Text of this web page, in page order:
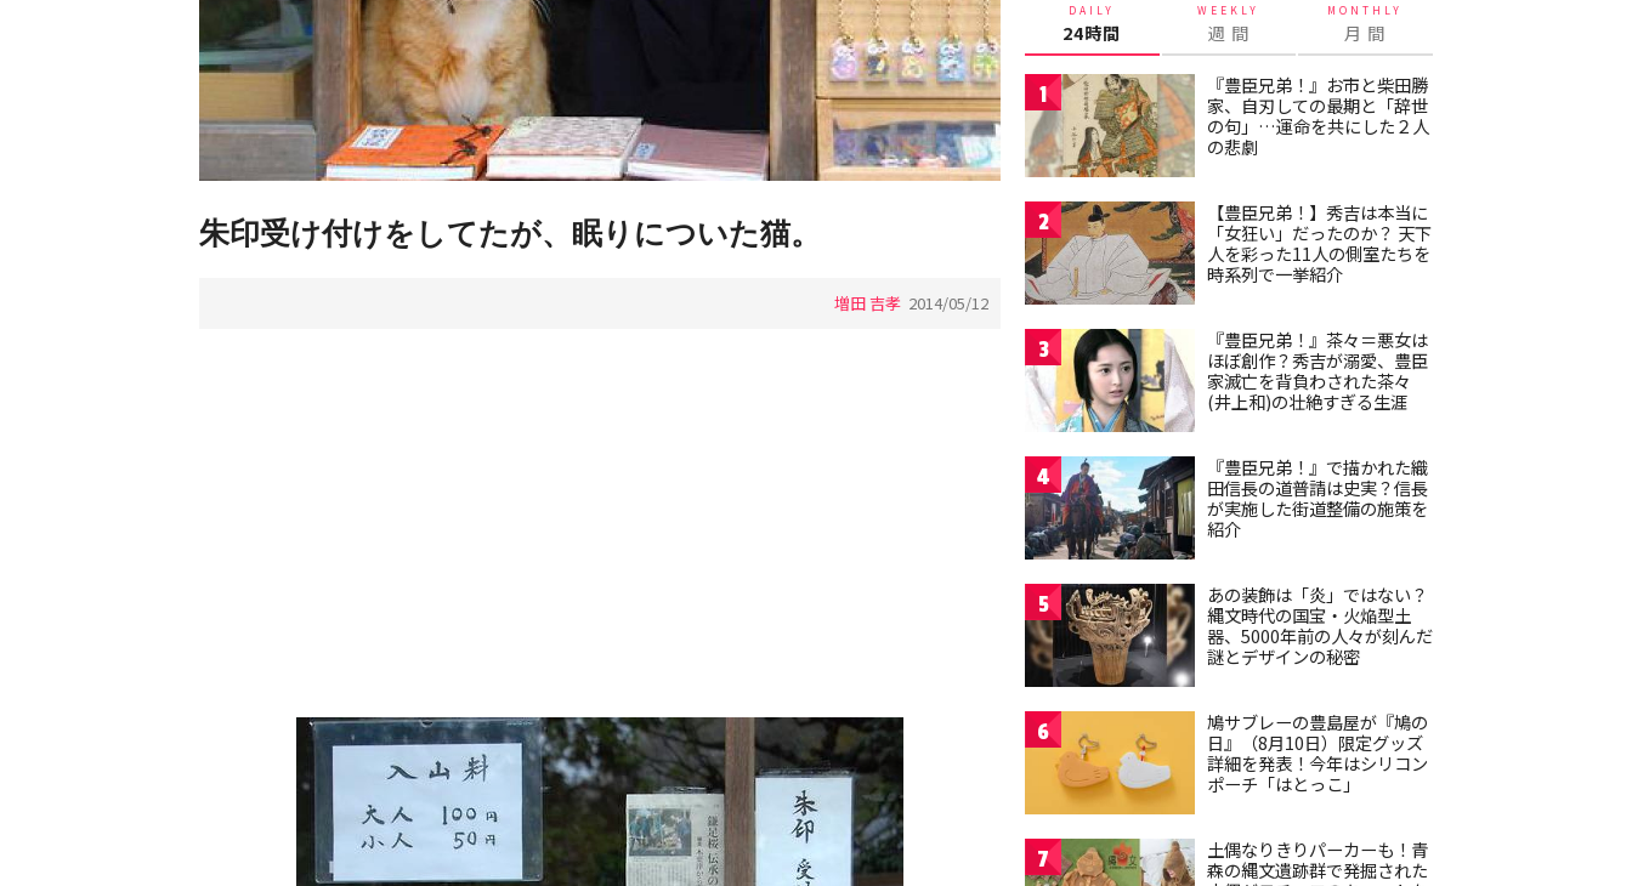
朱印受け付けをしてたが、眠りについた猫。
増田 吉孝 2014/05/12
DAILY
24時間
WEEKLY
週 間
MONTHLY
月 間
1
『豊臣兄弟！』お市と柴田勝
家、自刃しての最期と「辞世
の句」…運命を共にした２人
の悲劇
2
【豊臣兄弟！】秀吉は本当に
「女狂い」だったのか？ 天下
人を彩った11人の側室たちを
時系列で一挙紹介
3
『豊臣兄弟！』茶々＝悪女は
ほぼ創作？秀吉が溺愛、豊臣
家滅亡を背負わされた茶々
(井上和)の壮絶すぎる生涯
4
『豊臣兄弟！』で描かれた織
田信長の道普請は史実？信長
が実施した街道整備の施策を
紹介
5
あの装飾は「炎」ではない？
縄文時代の国宝・火焔型土
器、5000年前の人々が刻んだ
謎とデザインの秘密
6
鳩サブレーの豊島屋が『鳩の
日』（8月10日）限定グッズ
詳細を発表！今年はシリコン
ポーチ「はとっこ」
7
土偶なりきりパーカーも！青
森の縄文遺跡群で発掘された